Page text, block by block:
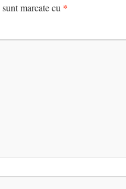
marcate cu *